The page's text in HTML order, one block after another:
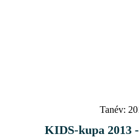
Tanév:
KIDS-kupa 2013